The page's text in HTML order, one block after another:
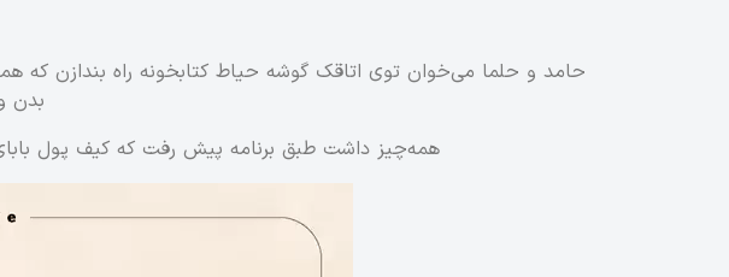
حامد و حلما می‌خوان توی اتاقک گوشه حیاط کتابخونه راه بندازن
بدن
همه‌چیز داشت طبق برنامه پیش رفت که کیف پول